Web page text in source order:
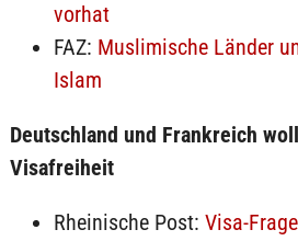
vorhat
FAZ: Muslimische Länder
Islam
Deutschland und Frankreich
Visafreiheit
Rheinische Post: Visa-